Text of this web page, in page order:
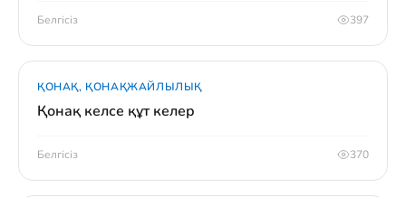
Белгісіз 397
ҚОНАҚ, ҚОНАҚЖАЙЛЫЛЫҚ
Қонақ келсе құт келер
Белгісіз 370